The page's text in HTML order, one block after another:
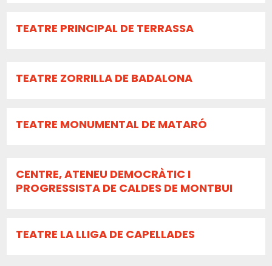
TEATRE PRINCIPAL DE TERRASSA
TEATRE ZORRILLA DE BADALONA
TEATRE MONUMENTAL DE MATARÓ
CENTRE, ATENEU DEMOCRÀTIC I
PROGRESSISTA DE CALDES DE MONTBUI
TEATRE LA LLIGA DE CAPELLADES